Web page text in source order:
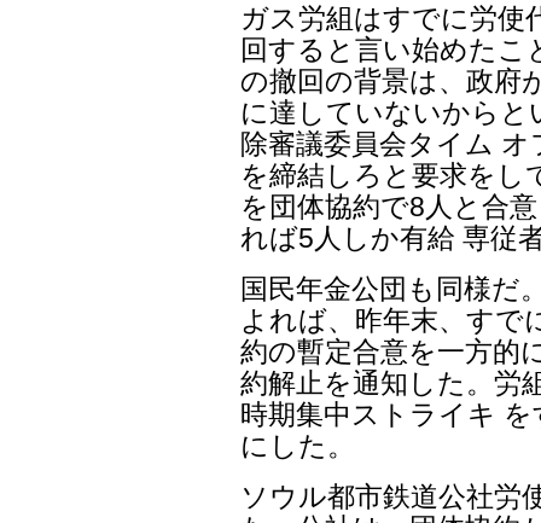
ガス労組はすでに労使
回すると言い始めたこ
の撤回の背景は、政府
に達していないからと
除審議委員会タイム
を締結しろと要求をし
を団体協約で8人と合
れば5人しか有給 専従
国民年金公団も同様だ
よれば、昨年末、すで
約の暫定合意を一方的
約解止を通知した。労
時期集中ストライキ
にした。
ソウル都市鉄道公社労